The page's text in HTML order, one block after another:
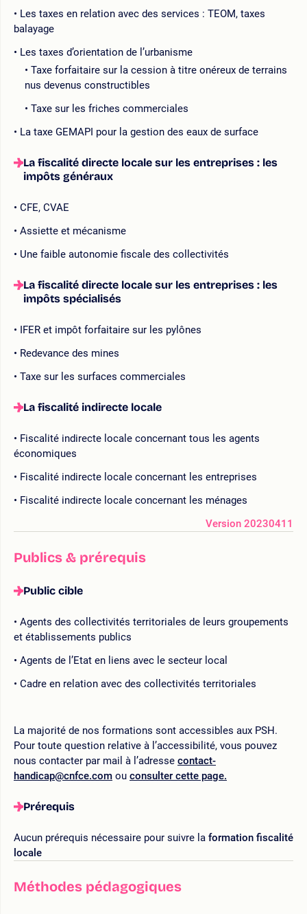
Les taxes en relation avec des services : TEOM, taxes
balayage
Les taxes d’orientation de l’urbanisme
Taxe forfaitaire sur la cession à titre onéreux de terrains
nus devenus constructibles
Taxe sur les friches commerciales
La taxe GEMAPI pour la gestion des eaux de surface
La fiscalité directe locale sur les entreprises : les
impôts généraux
CFE, CVAE
Assiette et mécanisme
Une faible autonomie fiscale des collectivités
La fiscalité directe locale sur les entreprises : les
impôts spécialisés
IFER et impôt forfaitaire sur les pylônes
Redevance des mines
Taxe sur les surfaces commerciales
La fiscalité indirecte locale
Fiscalité indirecte locale concernant tous les agents
économiques
Fiscalité indirecte locale concernant les entreprises
Fiscalité indirecte locale concernant les ménages
Version 20230411
Publics & prérequis
Public cible
Agents des collectivités territoriales de leurs groupements
et établissements publics
Agents de l’Etat en liens avec le secteur local
Cadre en relation avec des collectivités territoriales
La majorité de nos formations sont accessibles aux PSH.
Pour toute question relative à l’accessibilité, vous pouvez
nous contacter par mail à l’adresse contact-
handicap@cnfce.com ou consulter cette page.
Prérequis
Aucun prérequis nécessaire pour suivre la formation fiscalité
locale
Méthodes pédagogiques